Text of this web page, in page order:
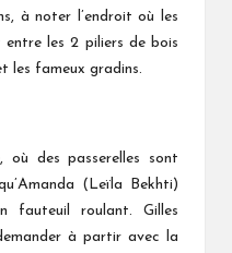
à noter l’endroit où les
les 2 piliers de bois
les fameux gradins.
où des passerelles sont
(Leïla Bekhti)
fauteuil roulant. Gilles
à partir avec la